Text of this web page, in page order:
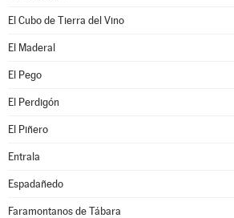
El Cubo de Tierra del Vino
El Maderal
El Pego
El Perdigón
El Piñero
Entrala
Espadañedo
Faramontanos de Tábara